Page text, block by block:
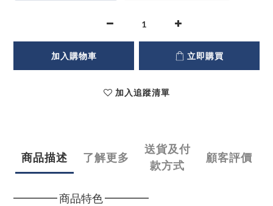
加入購物車 立即購買
加入追蹤清單
商品描述 了解更多
送貨及付
款方式
顧客評價
━━━━ 商品特色 ━━━━